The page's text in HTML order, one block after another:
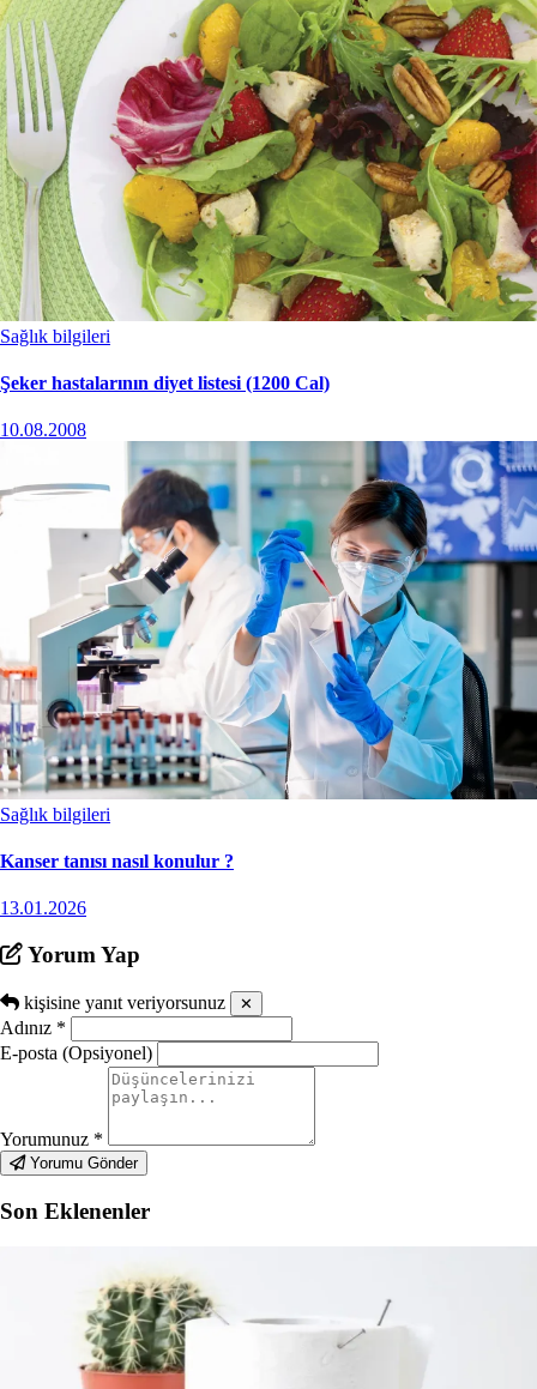
Sağlık bilgileri
Şeker hastalarının diyet listesi (1200 Cal)
10.08.2008
Sağlık bilgileri
Kanser tanısı nasıl konulur ?
13.01.2026
Yorum Yap
kişisine yanıt veriyorsunuz ✕
Adınız *
E-posta (Opsiyonel)
Yorumunuz *
Yorumu Gönder
Son Eklenenler